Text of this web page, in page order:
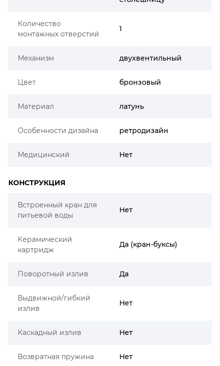
Количество
монтажных отверстий
1
Механизм двухвентильный
Цвет бронзовый
Материал латунь
Особенности дизайна ретродизайн
Медицинский Нет
КОНСТРУКЦИЯ
Встроенный кран для
питьевой воды
Нет
Керамический
картридж
Да (кран-буксы)
Поворотный излив Да
Выдвижной/гибкий
излив
Нет
Каскадный излив Нет
Возвратная пружина Нет